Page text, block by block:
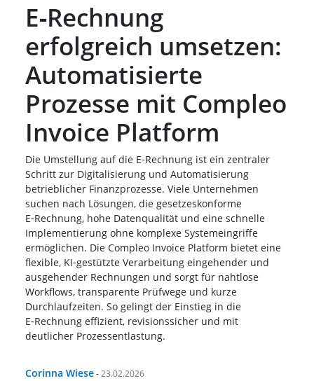
E‑Rechnung
erfolgreich umsetzen:
Automatisierte
Prozesse mit Compleo
Invoice Platform
Die Umstellung auf die E‑Rechnung ist ein zentraler
Schritt zur Digitalisierung und Automatisierung
betrieblicher Finanzprozesse. Viele Unternehmen
suchen nach Lösungen, die gesetzeskonforme
E‑Rechnung, hohe Datenqualität und eine schnelle
Implementierung ohne komplexe Systemeingriffe
ermöglichen. Die Compleo Invoice Platform bietet eine
flexible, KI‑gestützte Verarbeitung eingehender und
ausgehender Rechnungen und sorgt für nahtlose
Workflows, transparente Prüfwege und kurze
Durchlaufzeiten. So gelingt der Einstieg in die
E‑Rechnung effizient, revisionssicher und mit
deutlicher Prozessentlastung.
Corinna Wiese - 23.02.2026